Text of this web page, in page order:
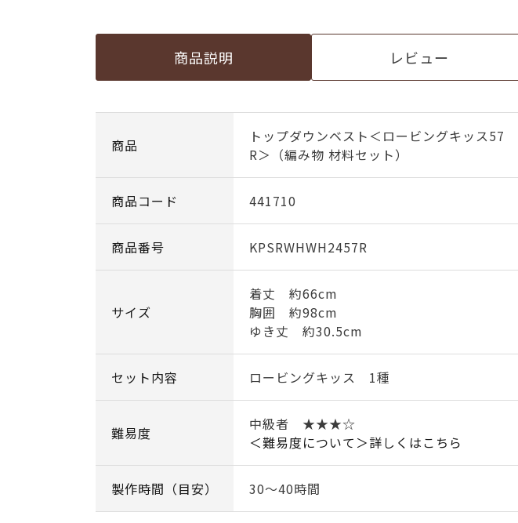
商品説明 レビュー
商品
トップダウンベスト＜ロービングキッス57
R＞（編み物 材料セット）
商品コード 441710
商品番号 KPSRWHWH2457R
サイズ
着丈 約66cm
胸囲 約98cm
ゆき丈 約30.5cm
セット内容 ロービングキッス 1種
難易度
中級者 ★★★☆
＜難易度について＞詳しくはこちら
製作時間（目安） 30～40時間